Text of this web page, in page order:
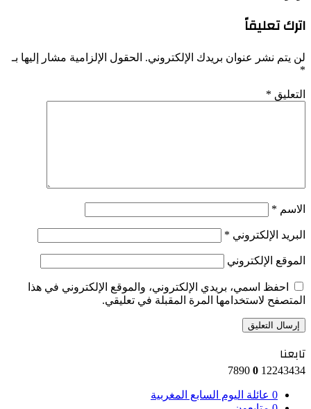
اترك تعليقاً
لن يتم نشر عنوان بريدك الإلكتروني. الحقول الإلزامية مشار إليها بـ
*
التعليق *
الاسم *
البريد الإلكتروني *
الموقع الإلكتروني
احفظ اسمي، بريدي الإلكتروني، والموقع الإلكتروني في هذا
المتصفح لاستخدامها المرة المقبلة في تعليقي.
تابعنا
12243434
0
0 عائلة اليوم السابع المغربية